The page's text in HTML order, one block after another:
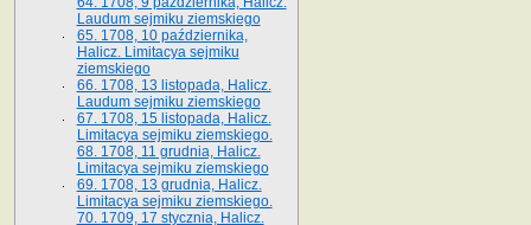
Laudum sejmiku ziemskiego
65­. 1708, 10 października,
Halicz. Limitacya sejmiku
ziemskiego
66. 1708, 13 listopada, Halicz.
Laudum sejmiku ziemskiego
67. 1708, 15 listopada, Halicz.
Limitacya sejmiku ziemskiego.
68. 1708, 11 grudnia, Halicz.
Limitacya sejmiku ziemskiego
69. 1708, 13 grudnia, Halicz.
Limitacya sejmiku ziemskiego.
70. 1709, 17 stycznia, Halicz.